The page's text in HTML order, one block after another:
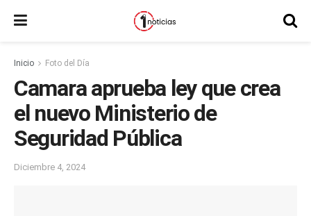
Inicio Foto del Día
Camara aprueba ley que crea
el nuevo Ministerio de
Seguridad Pública
Diciembre 4, 2024